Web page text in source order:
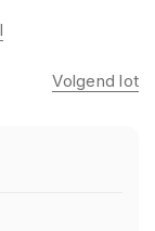
Volgend lot